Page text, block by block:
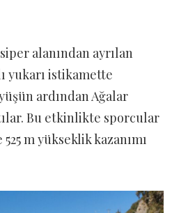
alanından ayrılan
yukarı istikamette
ardından Ağalar
Bu etkinlikte sporcular
m yükseklik kazanımı